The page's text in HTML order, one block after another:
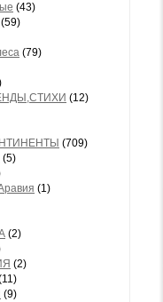
(43)
(59)
(79)
(12)
(709)
(5)
(1)
(2)
(2)
(9)